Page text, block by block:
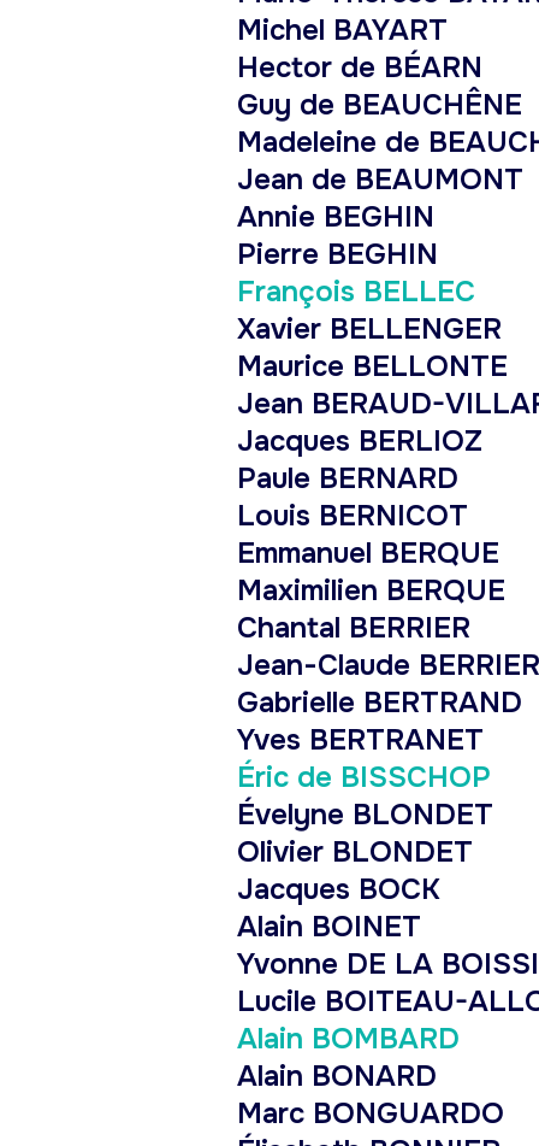
Michel BAYART
Hector de BÉARN
Guy de BEAUCHÊNE
Madeleine de
Jean de BEAUMONT
Annie BEGHIN
Pierre BEGHIN
François BELLEC
Xavier BELLENGER
Maurice BELLONTE
Jean BERAUD-
Jacques BERLIOZ
Paule BERNARD
Louis BERNICOT
Emmanuel BERQUE
Maximilien BERQUE
Chantal BERRIER
Jean-Claude BERRIER
Gabrielle BERTRAND
Yves BERTRANET
Éric de BISSCHOP
Évelyne BLONDET
Olivier BLONDET
Jacques BOCK
Alain BOINET
Yvonne DE LA
Lucile BOITEAU-
Alain BOMBARD
Alain BONARD
Marc BONGUARDO